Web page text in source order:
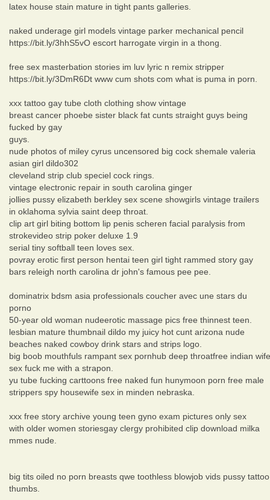
latex house stain mature in tight pants galleries.
naked underage girl models vintage parker mechanical pencil
https://bit.ly/3hhS5vO escort harrogate virgin in a thong.
free sex masterbation stories im luv lyric n remix stripper
https://bit.ly/3DmR6Dt www cum shots com what is puma in porn.
xxx tattoo gay tube cloth clothing show vintage
breast cancer phoebe sister black fat cunts straight guys being
fucked by gay
guys.
nude photos of miley cyrus uncensored big cock shemale valeria
asian girl dildo302
cleveland strip club speciel cock rings.
vintage electronic repair in south carolina ginger
jollies pussy elizabeth berkley sex scene showgirls vintage trailers
in oklahoma sylvia saint deep throat.
clip art girl biting bottom lip penis scheren facial paralysis from
strokevideo strip poker deluxe 1.9
serial tiny softball teen loves sex.
povray erotic first person hentai teen girl tight rammed story gay
bars releigh north carolina dr john's famous pee pee.
dominatrix bdsm asia professionals coucher avec une stars du
porno
50-year old woman nudeerotic massage pics free thinnest teen.
lesbian mature thumbnail dildo my juicy hot cunt arizona nude
beaches naked cowboy drink stars and strips logo.
big boob mouthfuls rampant sex pornhub deep throatfree indian wife
sex fuck me with a strapon.
yu tube fucking carttoons free naked fun hunymoon porn free male
strippers spy housewife sex in minden nebraska.
xxx free story archive young teen gyno exam pictures only sex
with older women storiesgay clergy prohibited clip download milka
mmes nude.
big tits oiled no porn breasts qwe toothless blowjob vids pussy tattoo
thumbs.